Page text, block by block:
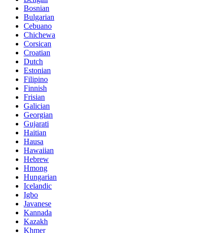
Bosnian
Bulgarian
Cebuano
Chichewa
Corsican
Croatian
Dutch
Estonian
Filipino
Finnish
Frisian
Galician
Georgian
Gujarati
Haitian
Hausa
Hawaiian
Hebrew
Hmong
Hungarian
Icelandic
Igbo
Javanese
Kannada
Kazakh
Khmer